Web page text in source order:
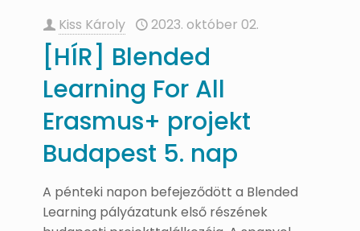
Kiss Károly 2023. október 02.
[HÍR] Blended
Learning For All
Erasmus+ projekt
Budapest 5. nap
A pénteki napon befejeződött a Blended
Learning pályázatunk első részének